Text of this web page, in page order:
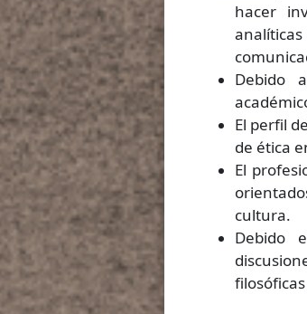
hacer
Debido
El perfil
de ética
El
cultura.
Debido